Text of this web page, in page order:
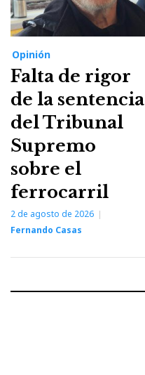
Opinión
Falta de rigor
de la sentencia
del Tribunal
Supremo
sobre el
ferrocarril
2 de agosto de 2026
Fernando Casas